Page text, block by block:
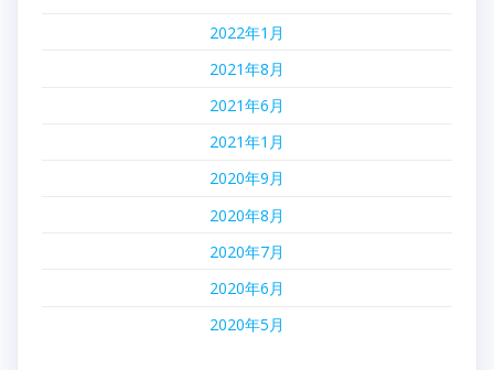
2022年1月
2021年8月
2021年6月
2021年1月
2020年9月
2020年8月
2020年7月
2020年6月
2020年5月